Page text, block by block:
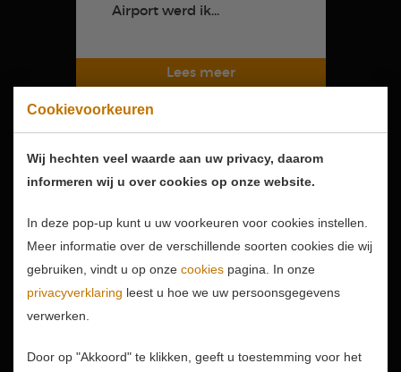
Cookievoorkeuren
Wij hechten veel waarde aan uw privacy, daarom
informeren wij u over cookies op onze website.
In deze pop-up kunt u uw voorkeuren voor cookies instellen.
Meer informatie over de verschillende soorten cookies die wij
gebruiken, vindt u op onze cookies pagina. In onze
privacyverklaring leest u hoe we uw persoonsgegevens
verwerken.
Door op "Akkoord" te klikken, geeft u toestemming voor het
Airport werd ik...